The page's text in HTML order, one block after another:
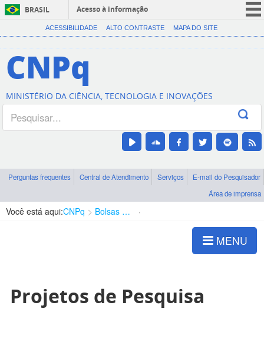
BRASIL
Acesso à informação
CORONAVÍRUS (COVID-19)
Canais
ACESSIBILIDADE ALTO CONTRASTE MAPA DO SITE
CNPq
MINISTÉRIO DA CIÊNCIA, TECNOLOGIA E INOVAÇÕES
Perguntas frequentes Central de Atendimento Serviços
E-mail do Pesquisador
Área de imprensa
Você está aqui:CNPq Bolsas e Auxílios Vigentes
MENU
Projetos de Pesquisa